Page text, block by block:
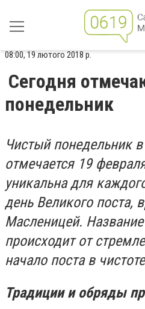
08:00, 19 лютого 2018 р.
Сегодня
понедельник
Чистый понедельник
отмечается 19
уникальна для
день Великого поста,
Масленицей.
происходит от
начало поста в
Традиции и обряды